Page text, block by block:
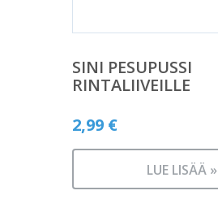
SINI PESUPUSSI
RINTALIIVEILLE
2,99 €
LUE LISÄÄ »